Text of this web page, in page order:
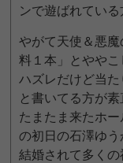
ンで遊ばれてい
やがて天使＆悪
料１本」とややこ
ハズレだけど当
と書いてる方が素
たまたま来たホ
の初日の石澤ゆう
結婚されて多く